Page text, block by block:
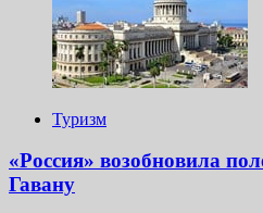
Туризм
«Россия» возобновила
Гавану